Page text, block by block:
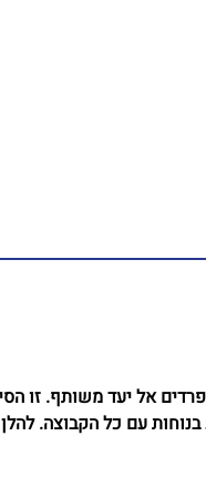
אל יעד משותף. זו
עם כל הקבוצה.